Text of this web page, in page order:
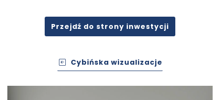
Przejdź do strony inwestycji
Cybińska wizualizacje